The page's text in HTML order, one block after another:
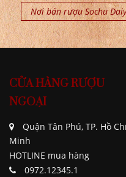
Nơi bán rượu Sochu
CỬA HÀNG RƯỢU
NGOẠI
Quận Tân Phú, TP. Hồ
Minh
HOTLINE mua hàng
0972.12345.1